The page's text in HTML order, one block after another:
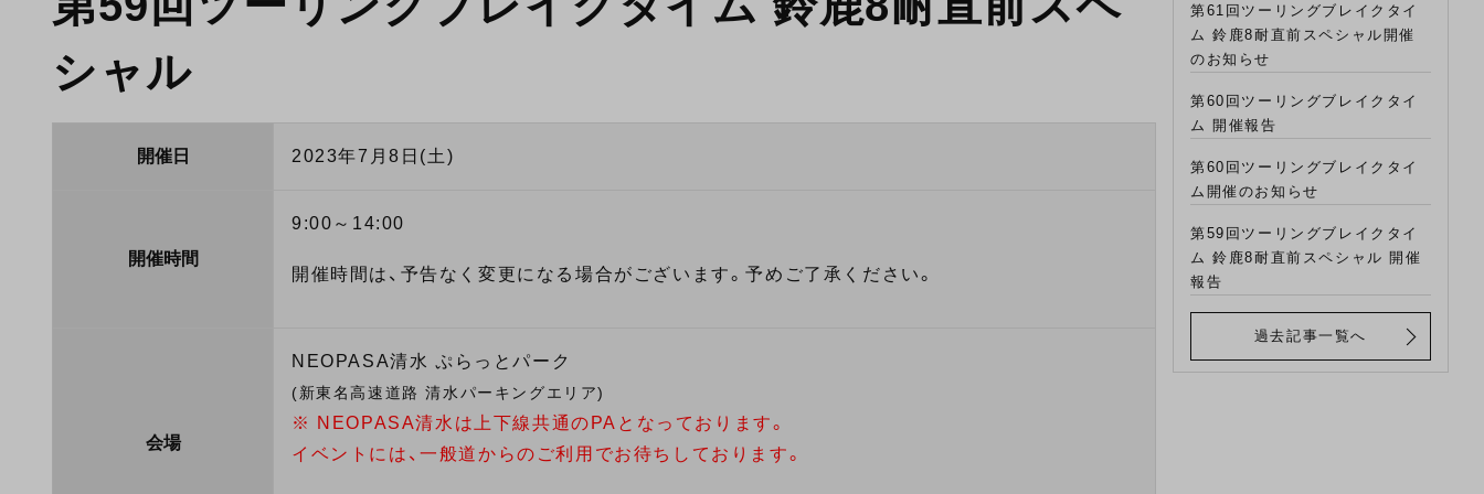
シャル
開催日 2023年7月8日(土)
開催時間
9:00～14:00
開催時間は、予告なく変更になる場合がございます。予めご了承ください。
会場
NEOPASA清水 ぷらっとパーク
(新東名高速道路 清水パーキングエリア)
※ NEOPASA清水は上下線共通のPAとなっております。
イベントには、一般道からのご利用でお待ちしております。
第61回ツーリングブレイクタイ
ム 鈴鹿8耐直前スペシャル開催
のお知らせ
第60回ツーリングブレイクタイ
ム 開催報告
第60回ツーリングブレイクタイ
ム開催のお知らせ
第59回ツーリングブレイクタイ
ム 鈴鹿8耐直前スペシャル 開催
報告
過去記事一覧へ